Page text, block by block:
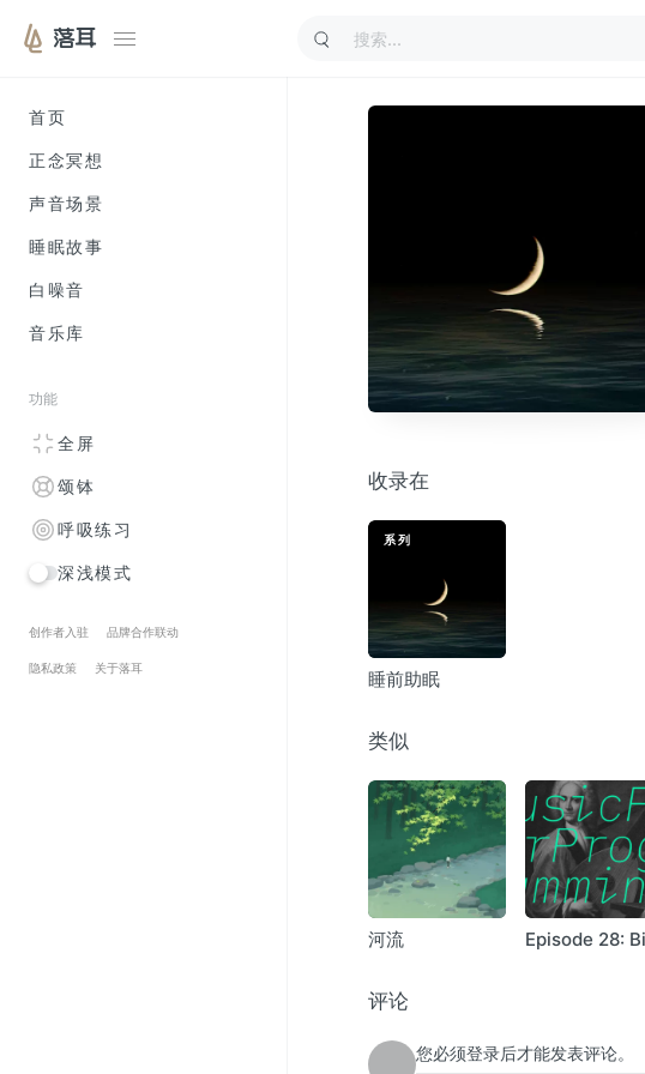
落耳
首页
正念冥想
声音场景
睡眠故事
白噪音
音乐库
功能
全屏
颂钵
呼吸练习
深浅模式
创作者入驻 品牌合作联动
隐私政策 关于落耳
收录在
系列
睡前助眠
类似
河流
Episode 28:
评论
您必须登录后才能发表评论。